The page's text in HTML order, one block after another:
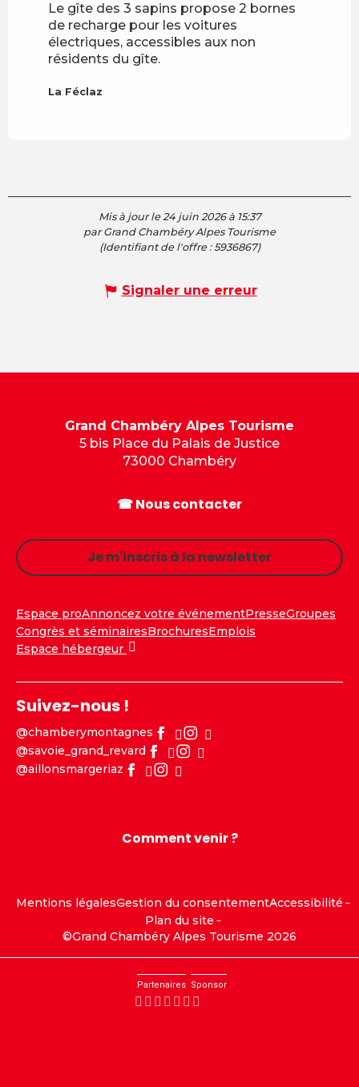
Le gîte des 3 sapins propose 2 bornes
de recharge pour les voitures
électriques, accessibles aux non
résidents du gîte.
La Féclaz
Mis à jour le 24 juin 2026 à 15:37
par Grand Chambéry Alpes Tourisme
(Identifiant de l'offre :5936867)
Signaler une erreur
Grand Chambéry Alpes Tourisme
5 bis Place du Palais de Justice
73000 Chambéry
☎ Nous contacter
Je m'inscris à la newsletter
Espace proAnnoncez votre événementPresseGroupes
Congrès et séminairesBrochuresEmplois
Espace hébergeur
Suivez-nous !
@chamberymontagnes
@savoie_grand_revard
@aillonsmargeriaz
Comment venir ?
Mentions légalesGestion du consentementAccessibilité
Plan du site
©Grand Chambéry Alpes Tourisme 2026
Partenaires Sponsor